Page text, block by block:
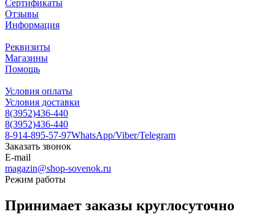
Сертификаты
Отзывы
Информация
Реквизиты
Магазины
Помощь
Условия оплаты
Условия доставки
8(3952)436-440
8(3952)436-440
8-914-895-57-97WhatsApp/Viber/Telegram
Заказать звонок
E-mail
magazin@shop-sovenok.ru
Режим работы
Принимает заказы круглосуточно